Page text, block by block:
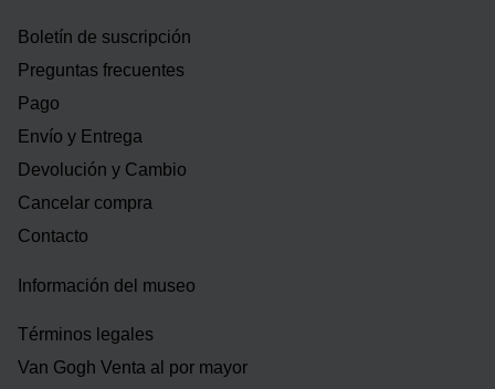
Boletín de suscripción
Preguntas frecuentes
Pago
Envío y Entrega
Devolución y Cambio
Cancelar compra
Contacto
Información del museo
Términos legales
Van Gogh Venta al por mayor